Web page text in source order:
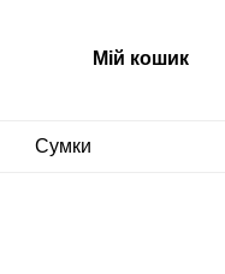
Мій кошик
Сумки